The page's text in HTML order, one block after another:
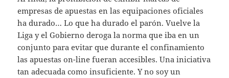
empresas de apuestas en las equipaciones oficiales
ha durado… Lo que ha durado el parón. Vuelve la
Liga y el Gobierno deroga la norma que iba en un
conjunto para evitar que durante el confinamiento
las apuestas on-line fueran accesibles. Una iniciativa
tan adecuada como insuficiente. Y no soy un